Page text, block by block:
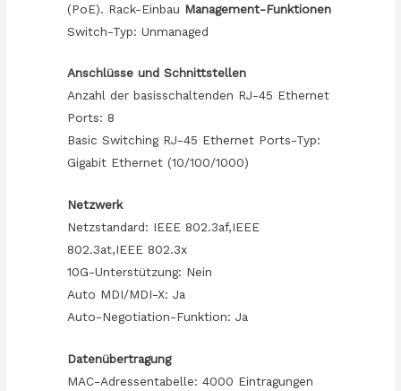
(PoE). Rack-Einbau Management-Funktionen
Switch-Typ: Unmanaged
Anschlüsse und Schnittstellen
Anzahl der basisschaltenden RJ-45 Ethernet
Ports: 8
Basic Switching RJ-45 Ethernet Ports-Typ:
Gigabit Ethernet (10/100/1000)
Netzwerk
Netzstandard: IEEE 802.3af,IEEE
802.3at,IEEE 802.3x
10G-Unterstützung: Nein
Auto MDI/MDI-X: Ja
Auto-Negotiation-Funktion: Ja
Datenübertragung
MAC-Adressentabelle: 4000 Eintragungen